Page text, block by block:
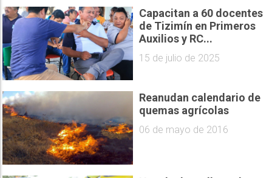
Capacitan a 60 docentes
de Tizimín en Primeros
Auxilios y RC...
15 de julio de 2025
Reanudan calendario de
quemas agrícolas
06 de mayo de 2016